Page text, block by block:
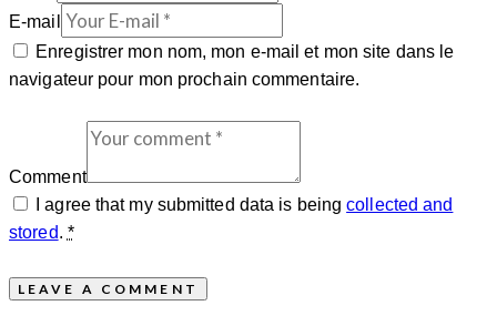
E-mail
Enregistrer mon nom, mon e-mail et mon site dans le
navigateur pour mon prochain commentaire.
Comment
I agree that my submitted data is beingcollected and
stored. *